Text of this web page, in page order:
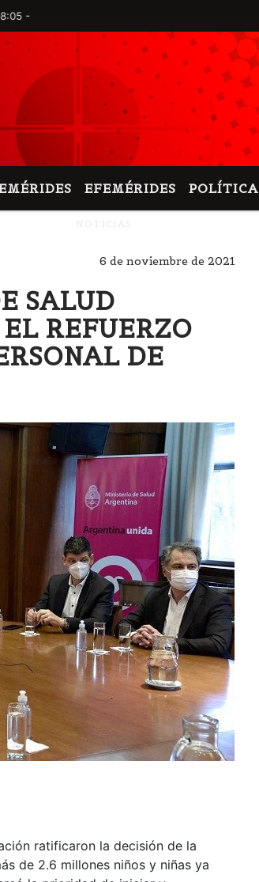
EFEMÉRIDES POLÍTICA
6 de noviembre de 2021
SALUD
REFUERZO
DE
ratificaron la decisión de la
de 2.6 millones niños y niñas ya